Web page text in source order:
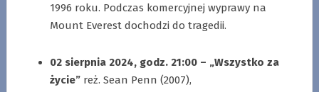
1996 roku. Podczas komercyjnej wyprawy na
Mount Everest dochodzi do tragedii.
02 sierpnia 2024, godz. 21:00 – „Wszystko za
życie”reż. Sean Penn (2007),